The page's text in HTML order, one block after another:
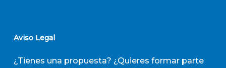
Aviso Legal
¿Tienes una propuesta? ¿Quieres formar parte